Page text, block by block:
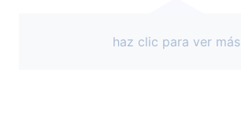
haz clic para ver más